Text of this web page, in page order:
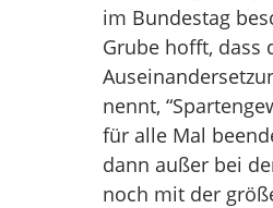
im Bundestag
Grube hofft, dass
nennt,
für alle Mal
dann außer bei
noch mit der